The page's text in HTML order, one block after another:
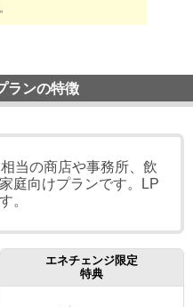
ランの特徴
当の商店や事務所、飲
庭向けプランです。LP
。
エネチェンジ限定
特典